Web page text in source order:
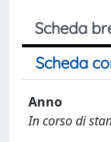
Scheda
Scheda
Anno
In corso di